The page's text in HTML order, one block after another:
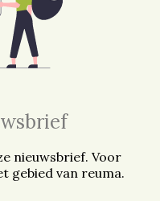
nieuwsbrief. Voor
gebied van reuma.